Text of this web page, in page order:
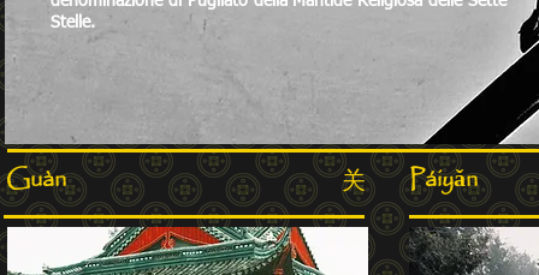
Stelle.
Guàn 关 Páiyǎn